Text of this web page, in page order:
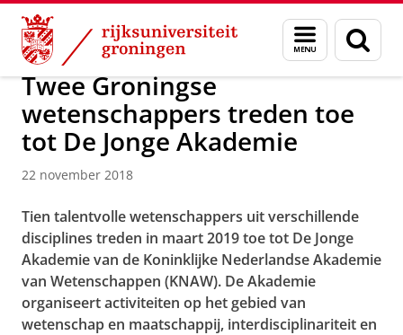
Skip
Content
Skip
Navigation
Menu
en
zoeken
Over ons Actueel Nieuws Nieuwsberichten
Twee Groningse
wetenschappers treden toe
tot De Jonge Akademie
22 november 2018
Tien talentvolle wetenschappers uit verschillende
disciplines treden in maart 2019 toe tot De Jonge
Akademie van de Koninklijke Nederlandse Akademie
van Wetenschappen (KNAW). De Akademie
organiseert activiteiten op het gebied van
wetenschap en maatschappij, interdisciplinariteit en